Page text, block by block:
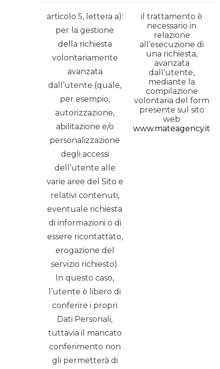
articolo 5, lettera a):
per la gestione
della richiesta
volontariamente
avanzata
dall’utente (quale,
per esempio,
autorizzazione,
abilitazione e/o
personalizzazione
degli accessi
dell’utente alle
varie aree del Sito e
relativi contenuti,
eventuale richiesta
di informazioni o di
essere ricontattato,
erogazione del
servizio richiesto).
In questo caso,
l’utente è libero di
conferire i propri
Dati Personali,
tuttavia il mancato
conferimento non
gli permetterà di
il trattamento è
necessario in
relazione
all’esecuzione di
una richiesta,
avanzata
dall’utente,
mediante la
compilazione
volontaria del form
presente sul sito
web
www.mateagency.it